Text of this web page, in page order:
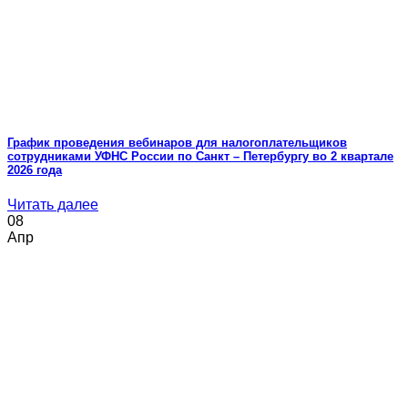
График проведения вебинаров для налогоплательщиков
сотрудниками УФНС России по Санкт – Петербургу во 2 квартале
2026 года
Читать далее
08
Апр